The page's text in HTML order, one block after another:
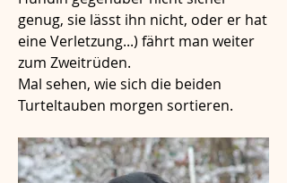
genug, sie lässt ihn nicht, oder er hat
eine Verletzung...) fährt man weiter
zum Zweitrüden.
Mal sehen, wie sich die beiden
Turteltauben morgen sortieren.